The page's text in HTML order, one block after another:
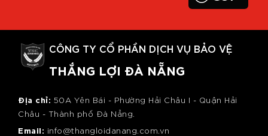
CÔNG TY CỔ PHẦN DỊCH VỤ BẢO VỆ
THẮNG LỢI ĐÀ NẴNG
Địa chỉ: 50A Yên Bái - Phường Hải Châu I - Quận Hải
Châu - Thành phố Đà Nẵng.
Email: info@thangloidanang.com.vn